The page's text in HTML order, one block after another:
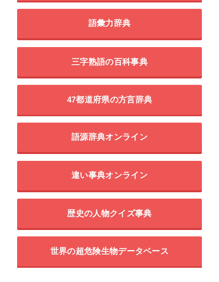
語彙力辞典
三字熟語の百科事典
47都道府県の方言辞典
語源辞典オンライン
違い事典オンライン
歴史の人物クイズ事典
世界の超危険生物データベース